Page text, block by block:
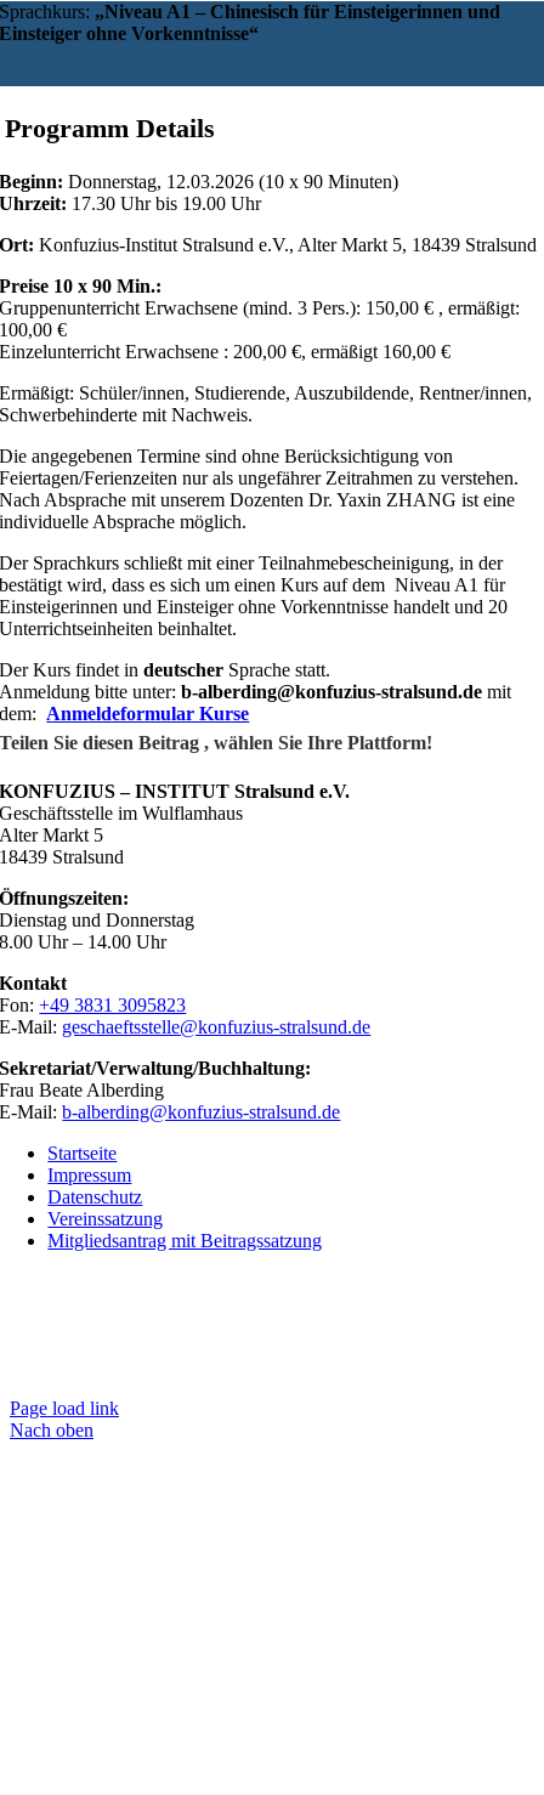
Sprachkurs: „Niveau A1 – Chinesisch für Einsteigerinnen und
Einsteiger ohne Vorkenntnisse“
Programm Details
Beginn: Donnerstag, 12.03.2026 (10 x 90 Minuten)
Uhrzeit: 17.30 Uhr bis 19.00 Uhr
Ort: Konfuzius-Institut Stralsund e.V., Alter Markt 5, 18439 Stralsund
Preise 10 x 90 Min.:
Gruppenunterricht Erwachsene (mind. 3 Pers.): 150,00 € , ermäßigt:
100,00 €
Einzelunterricht Erwachsene : 200,00 €, ermäßigt 160,00 €
Ermäßigt: Schüler/innen, Studierende, Auszubildende, Rentner/innen,
Schwerbehinderte mit Nachweis.
Die angegebenen Termine sind ohne Berücksichtigung von
Feiertagen/Ferienzeiten nur als ungefährer Zeitrahmen zu verstehen.
Nach Absprache mit unserem Dozenten Dr. Yaxin ZHANG ist eine
individuelle Absprache möglich.
Der Sprachkurs schließt mit einer Teilnahmebescheinigung, in der
bestätigt wird, dass es sich um einen Kurs auf dem Niveau A1 für
Einsteigerinnen und Einsteiger ohne Vorkenntnisse handelt und 20
Unterrichtseinheiten beinhaltet.
Der Kurs findet indeutscher Sprache statt.
Anmeldung bitte unter: b-alberding@konfuzius-stralsund.de mit
dem: Anmeldeformular Kurse
Teilen Sie diesen Beitrag , wählen Sie Ihre Plattform!
KONFUZIUS – INSTITUT Stralsund e.V.
Geschäftsstelle im Wulflamhaus
Alter Markt 5
18439 Stralsund
Öffnungszeiten:
Dienstag und Donnerstag
8.00 Uhr – 14.00 Uhr
Kontakt
Fon:+49 3831 3095823
E-Mail: geschaeftsstelle@konfuzius-stralsund.de
Sekretariat/Verwaltung/Buchhaltung:
Frau Beate Alberding
E-Mail:b-alberding@konfuzius-stralsund.de
Startseite
Impressum
Datenschutz
Vereinssatzung
Mitgliedsantrag mit Beitragssatzung
Page load link
Nach oben